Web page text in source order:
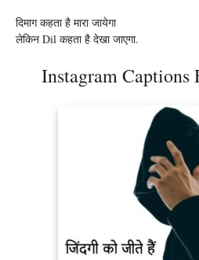
दिमाग कहता है मारा जायेगा
लेकिन Dil कहता है देखा जाएगा.
Instagram Captions